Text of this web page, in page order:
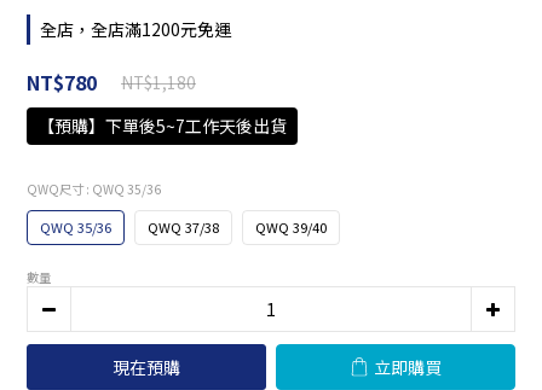
全店，全店滿1200元免運
NT$780
NT$1,180
【預購】下單後5~7工作天後出貨
QWQ尺寸 : QWQ 35/36
QWQ 35/36 QWQ 37/38 QWQ 39/40
數量
現在預購 立即購買